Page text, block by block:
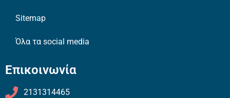
Sitemap
Όλα τα social media
Επικοινωνία
2131314465